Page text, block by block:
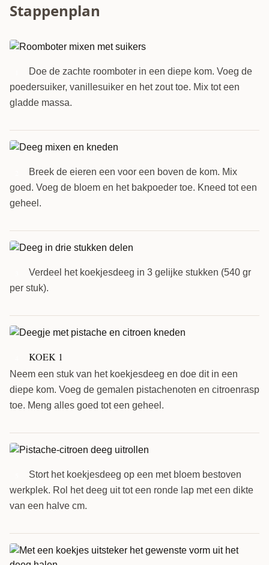
Stappenplan
Doe de zachte roomboter in een diepe kom. Voeg de
poedersuiker, vanillesuiker en het zout toe. Mix tot een
gladde massa.
Breek de eieren een voor een boven de kom. Mix
goed. Voeg de bloem en het bakpoeder toe. Kneed tot een
geheel.
Verdeel het koekjesdeeg in 3 gelijke stukken (540 gr
per stuk).
KOEK 1
Neem een stuk van het koekjesdeeg en doe dit in een
diepe kom. Voeg de gemalen pistachenoten en citroenrasp
toe. Meng alles goed tot een geheel.
Stort het koekjesdeeg op een met bloem bestoven
werkplek. Rol het deeg uit tot een ronde lap met een dikte
van een halve cm.